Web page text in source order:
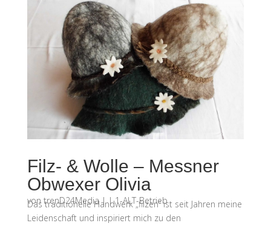
Filz- & Wolle – Messner
Obwexer Olivia
vontrenD24Media||1-ALT-Betrieb
Das traditionelle Handwerk „filzen“ ist seit Jahren meine
Leidenschaft und inspiriert mich zu den